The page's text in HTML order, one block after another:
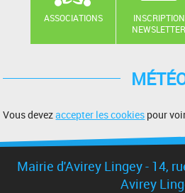
ASSOCIATIONS
INSCRIPTION
NEWSLETTER
Vous devezaccepter les cookies pour
Mairie d'Avirey Lingey - 14,
Avirey